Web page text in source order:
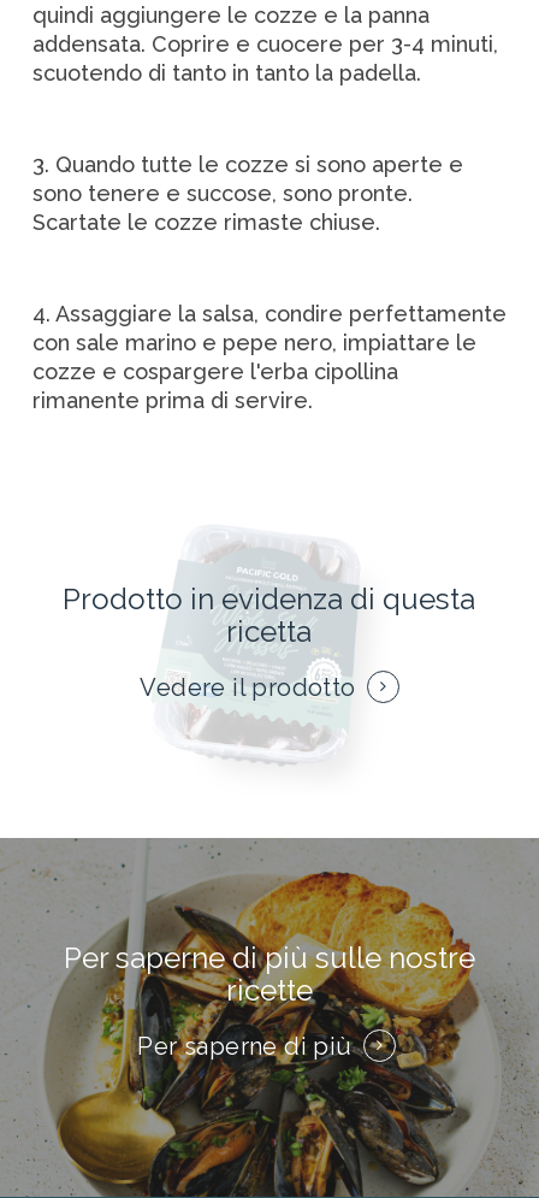
quindi aggiungere le cozze e la panna
addensata. Coprire e cuocere per 3-4 minuti,
scuotendo di tanto in tanto la padella.
3. Quando tutte le cozze si sono aperte e
sono tenere e succose, sono pronte.
Scartate le cozze rimaste chiuse.
4. Assaggiare la salsa, condire perfettamente
con sale marino e pepe nero, impiattare le
cozze e cospargere l'erba cipollina
rimanente prima di servire.
Prodotto in evidenza di questa
ricetta
Vedere il prodotto
Per saperne di più sulle nostre
ricette
Per saperne di più